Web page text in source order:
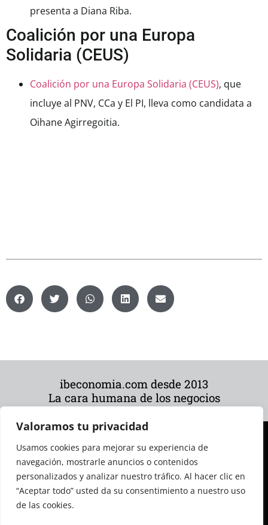
Valoramos tu privacidad
Usamos cookies para mejorar su experiencia de
navegación, mostrarle anuncios o contenidos
personalizados y analizar nuestro tráfico. Al hacer clic en
“Aceptar todo” usted da su consentimiento a nuestro uso
de las cookies.
presenta a Diana Riba.
Coalición por una Europa
Solidaria (CEUS)
Coalición por una Europa Solidaria (CEUS), que
incluye al PNV, CCa y El PI, lleva como candidata a
Oihane Agirregoitia.
ibeconomia.com desde 2013
La cara humana de los negocios